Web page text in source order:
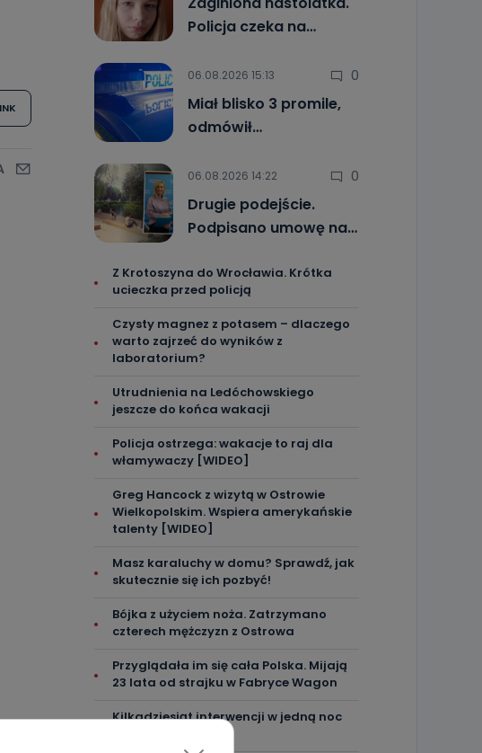
Policja czeka na…
06.08.2026 15:13 0
Miał blisko 3 promile,
odmówił…
06.08.2026 14:22 0
Drugie podejście.
Podpisano umowę na…
Z Krotoszyna do Wrocławia. Krótka
ucieczka przed policją
Czysty magnez z potasem – dlaczego
warto zajrzeć do wyników z
laboratorium?
Utrudnienia na Ledóchowskiego
jeszcze do końca wakacji
Policja ostrzega: wakacje to raj dla
włamywaczy [WIDEO]
Greg Hancock z wizytą w Ostrowie
Wielkopolskim. Wspiera amerykańskie
talenty [WIDEO]
Masz karaluchy w domu? Sprawdź, jak
skutecznie się ich pozbyć!
Bójka z użyciem noża. Zatrzymano
czterech mężczyzn z Ostrowa
Przyglądała im się cała Polska. Mijają
23 lata od strajku w Fabryce Wagon
Kilkadziesiąt interwencji w jedną noc